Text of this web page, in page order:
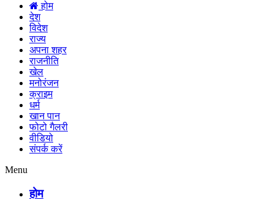
होम
देश
विदेश
राज्य
अपना शहर
राजनीति
खेल
मनोरंजन
क्राइम
धर्म
खान पान
फोटो गैलरी
वीडियो
संपर्क करें
Menu
होम